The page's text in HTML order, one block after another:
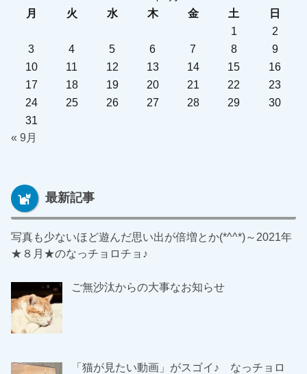
月
火 水 木 金 土
日
1
2
3
4 5 6 7 8
9
10
11 12 13 14 15
16
17
18 19 20 21 22
23
24
25 26 27 28 29
30
31
« 9月
最新記事
写真も少ないほど遊んだ思い出が倍増とか(*^^*)～2021年
★８月★のなっチョロチョ♪
ご無沙汰からの大事なお知らせ
「猫が見たい動画」がスゴイ♪ なっチョロ